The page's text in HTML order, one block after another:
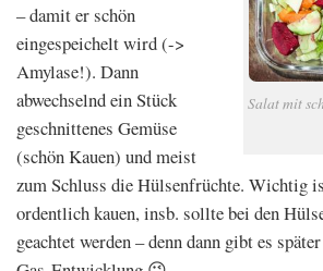
Salat mit
– damit er schön
eingespeichelt wird (->
Amylase!). Dann
abwechselnd ein Stück
geschnittenes Gemüse
(schön Kauen) und meist
zum Schluss die Hülsenfrüchte. Wichtig
ordentlich kauen, insb. sollte bei den
geachtet werden – denn dann gibt es